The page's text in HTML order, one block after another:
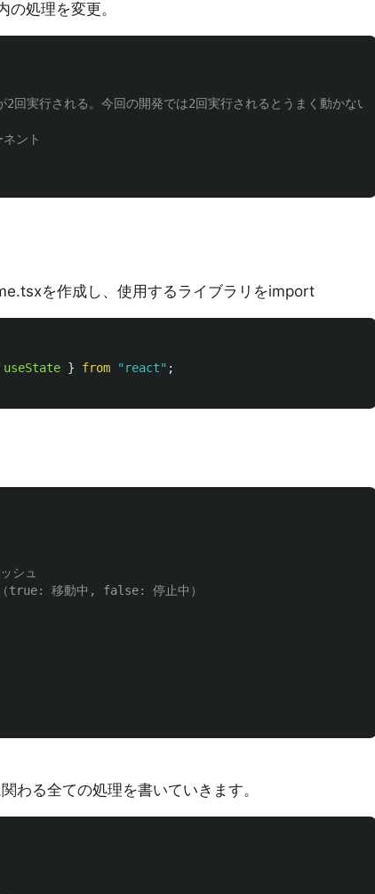
処理を変更。
実行される。今回の開発では2回実行されるとうまく動かない
ント
を作成し、使用するライブラリをimport
useState } from " react" ;
シュ
true: 移動中, false: 停止中）
わる全ての処理を書いていきます。